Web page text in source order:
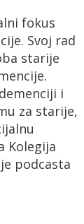
fokus
Svoj rad
starije
i
za starije,
Kolegija
podcasta